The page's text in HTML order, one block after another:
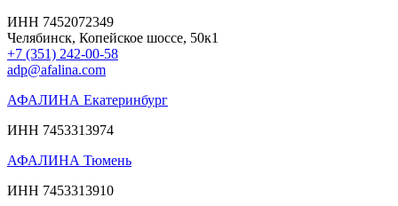
ИНН 7452072349
Челябинск, Копейское шоссе, 50к1
+7 (351) 242-00-58
adp@afalina.com
АФАЛИНА Екатеринбург
ИНН 7453313974
АФАЛИНА Тюмень
ИНН 7453313910